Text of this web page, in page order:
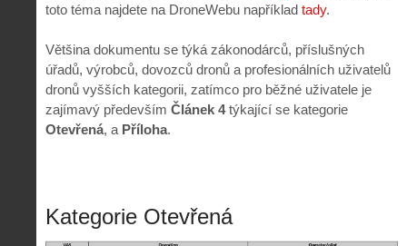
toto téma najdete na DroneWebu například tady.
Většina dokumentu se týká zákonodárců, příslušných
úřadů, výrobců, dovozců dronů a profesionálních uživatelů
dronů vyšších kategorii, zatímco pro běžné uživatele je
zajímavý především Článek 4týkající se kategorie
Otevřená, a Příloha.
Kategorie Otevřená